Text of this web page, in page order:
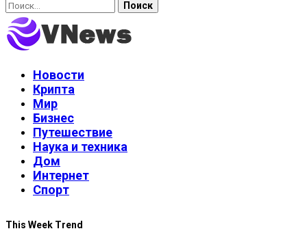
Найти:
Новости
Крипта
Мир
Бизнес
Путешествие
Наука и техника
Дом
Интернет
Спорт
This Week Trend